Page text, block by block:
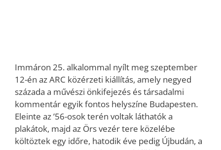
Immáron 25. alkalommal nyílt meg szeptember
12-én az ARC közérzeti kiállítás, amely negyed
százada a művészi önkifejezés és társadalmi
kommentár egyik fontos helyszíne Budapesten.
Eleinte az ’56-osok terén voltak láthatók a
plakátok, majd az Örs vezér tere közelébe
költöztek egy időre, hatodik éve pedig Újbudán, a